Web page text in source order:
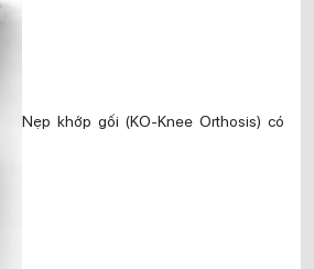
Nẹp khớp gối (KO-Knee Orthosis) có